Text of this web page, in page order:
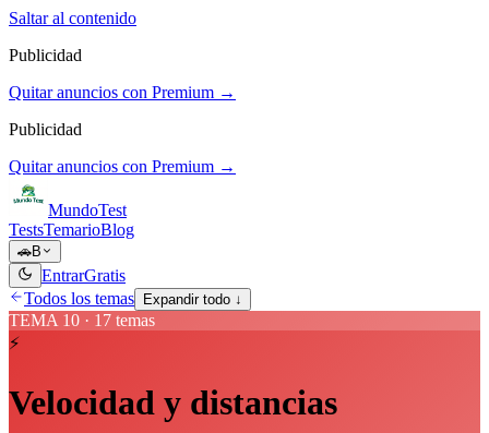
Saltar al contenido
Publicidad
Quitar anuncios con Premium →
Publicidad
Quitar anuncios con Premium →
MundoTest
TestsTemarioBlog
🚗B
EntrarGratis
Todos los temas
Expandir todo ↓
TEMA 10 · 17 temas
⚡
Velocidad y distancias